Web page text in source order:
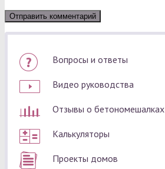
Вопросы и ответы
Видео руководства
Отзывы о бетономешалках
Калькуляторы
Проекты домов